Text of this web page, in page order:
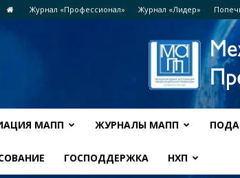
Журнал «Профессионал» Журнал «Лидер»
МАПП ЖУРНАЛЫ МАПП
ГОСПОДДЕРЖКА НХП